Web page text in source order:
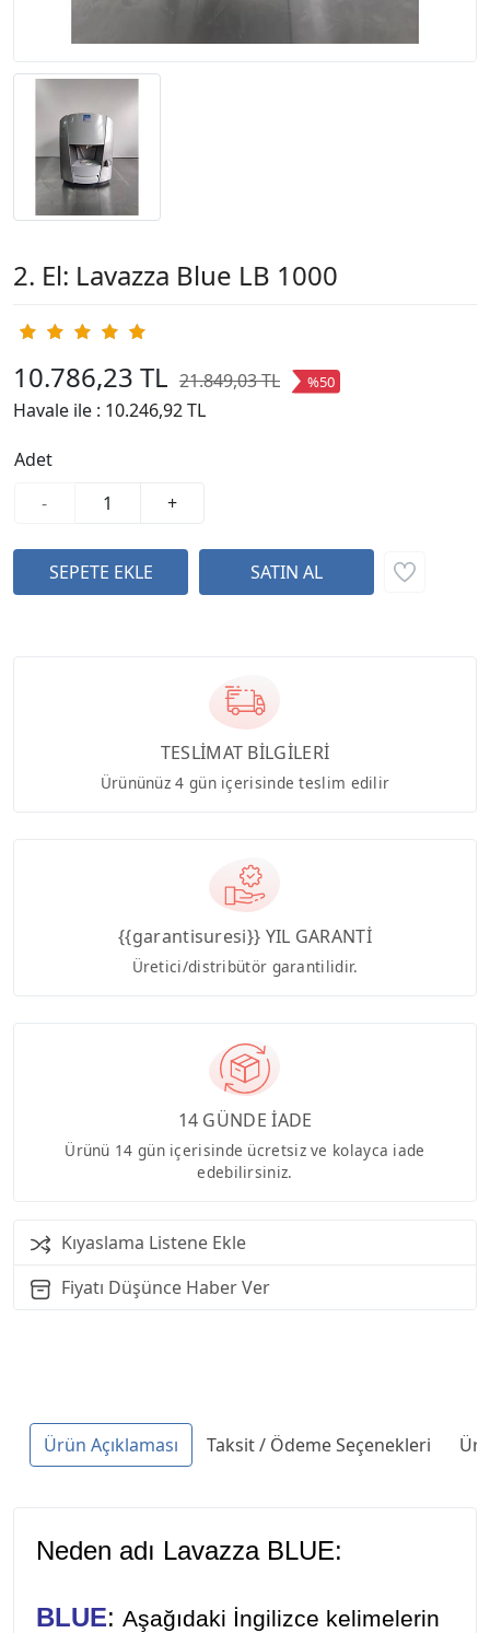
2. El: Lavazza Blue LB 1000
10.786,23 TL 21.849,03 TL %50
Havale ile : 10.246,92 TL
Adet
-
+
TESLİMAT BİLGİLERİ
Ürününüz 4 gün içerisinde teslim edilir
{{garantisuresi}} YIL GARANTİ
Üretici/distribütör garantilidir.
14 GÜNDE İADE
Ürünü 14 gün içerisinde ücretsiz ve kolayca iade
edebilirsiniz.
Kıyaslama Listene Ekle
Fiyatı Düşünce Haber Ver
Ürün Açıklaması Taksit / Ödeme Seçenekleri
Neden adı LavazzaBLUE:
BLUE: Aşağıdaki İngilizce kelimelerin